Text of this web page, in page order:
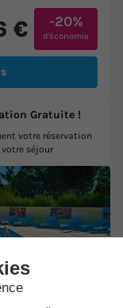
€ -20%
d'économie
Gratuite !
votre réservation
séjour